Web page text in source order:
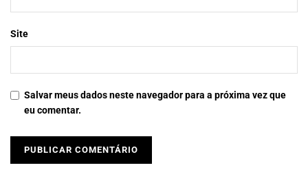
Site
Salvar meus dados neste navegador para a próxima vez que
eu comentar.